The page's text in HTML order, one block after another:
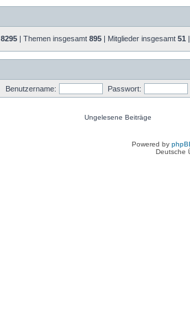
8295 | Themen insgesamt 895 | Mitglieder insgesamt 51
Benutzername: Passwort:
Ungelesene Beiträge
Powered by
Deutsche